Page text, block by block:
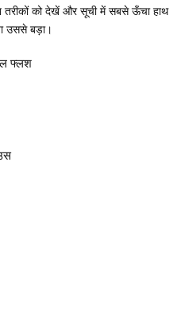
को देखें और सूची में सबसे ऊँचा हाथ
उससे बड़ा।
फ्लश